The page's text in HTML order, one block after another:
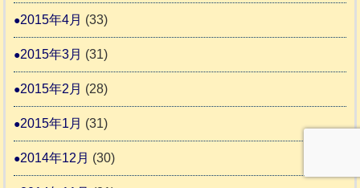
2015年4月 (33)
2015年3月 (31)
2015年2月 (28)
2015年1月 (31)
2014年12月 (30)